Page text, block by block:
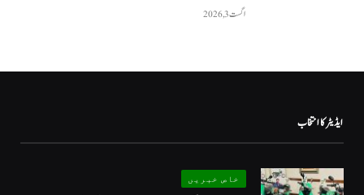
اگست 3, 2026
ایڈیٹر کا انتخاب
خاص خبریں